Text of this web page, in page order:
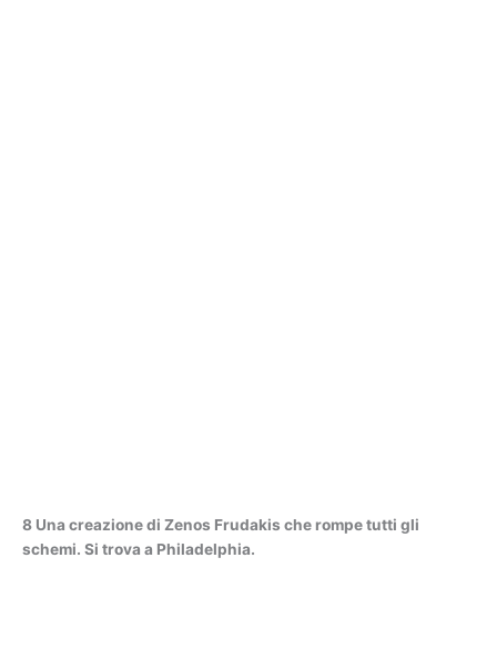
8 Una creazione di Zenos Frudakis che rompe tutti gli
schemi. Si trova a Philadelphia.